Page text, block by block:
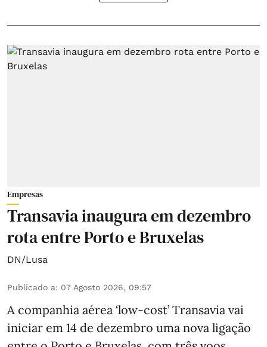
Empresas
Transavia inaugura em dezembro
rota entre Porto e Bruxelas
DN/Lusa
Publicado a: 07 Agosto 2026, 09:57
A companhia aérea ‘low-cost’ Transavia vai
iniciar em 14 de dezembro uma nova ligação